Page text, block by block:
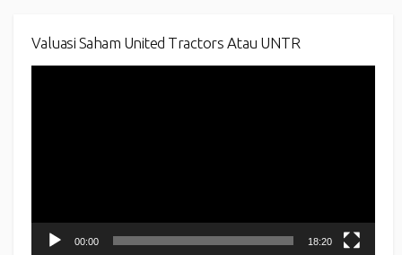
Valuasi Saham United Tractors Atau UNTR
00:00 18:20